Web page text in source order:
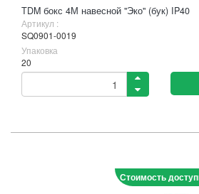
TDM бокс 4М навесной "Эко" (бук) IP40
Артикул :
SQ0901-0019
Упаковка
20
Стоимость